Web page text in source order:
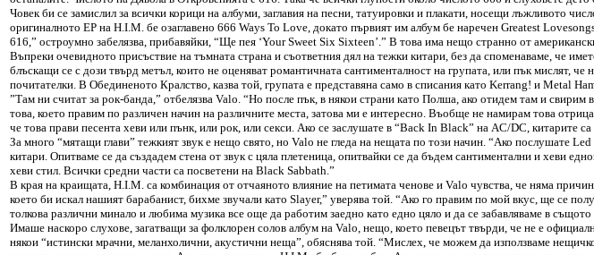
Човек би се замислил за всички корици на албуми, заглавия на песни, татуировки и плакати, носещи лъжливото
оригиналното ЕР на H.I.M. бе озаглавено 666 Ways To Love, докато първият им албум бе наречен Greatest
616,” остроумно забелязва, прибавяйки, “Ще пея ‘Your Sweet Six Sixteen’.” В това има нещо странно от
Въпреки очевидното присъствие на тъмната страна и съответния дял на тежки китари, без да споменаваме, че
блъскащи се с дози твърд метъл, които не оценяват романтичната сантименталност на групата, или пък мислят,
почитателки. В Обединеното Кралство, казва той, групата е представяна само в списания като Kerrang! и Metal
”Там ни считат за рок-банда,” отбелязва Valo. “Но после пък, в някои страни като Полша, ако отидем там и
това, което правим по различен начин на различните места, затова ми е интересно. Въобще не намирам това
че това прави песента хеви или пънк, или рок, или секси. Ако се заслушате в “Back In Black” на AC/DC, китарите
За много “мятащи глави” тежкият звук е нещо свято, но Valo не гледа на нещата по този начин. “Ако послушате
китари. Опитваме се да създадем стена от звук с цяла плетеница, опитвайки се да бъдем сантиментални и хеви
хеви стил. Всички средни части са посветени на Black Sabbath.”
В края на краищата, H.I.M. са комбинация от отчаяното влияние на петимата ченове и Valo чувства, че няма
което би искал нашият барабанист, бихме звучали като Slayer,” уверява той. “Ако го правим по мой вкус, ще се
толкова различни минало и любима музика все още да работим заедно като едно цяло и да се забавляваме в
Имаше наскоро слухове, загатващи за фолклорен солов албум на Valo, нещо, което певецът твърди, че не е
някои “истински мрачни, меланхолични, акустични неща”, обяснява той. “Мислех, че можем да използваме